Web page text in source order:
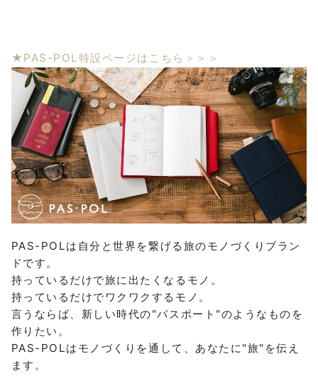
★PAS-POL特設ページはこちら＞＞＞
PAS-POLは自分と世界を繋げる旅のモノづくりブラン
ドです。
持っているだけで旅に出たくなるモノ。
持っているだけでワクワクするモノ。
言うならば、新しい時代の"パスポート"のようなものを
作りたい。
PAS-POLはモノづくりを通して、あなたに"旅"を伝え
ます。